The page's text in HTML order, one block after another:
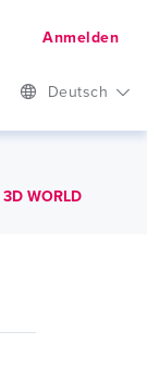
Anmelden
Deutsch
WORLD